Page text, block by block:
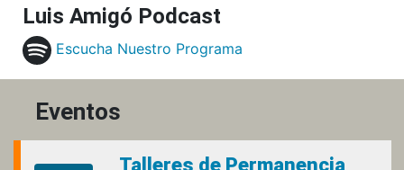
Luis Amigó Podcast
Escucha Nuestro Programa
Eventos
Talleres de Permanencia